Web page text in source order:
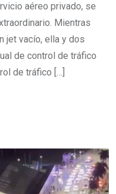
aéreo privado, se
Mientras
jet vacío, ella y dos
de control de tráfico
de tráfico […]